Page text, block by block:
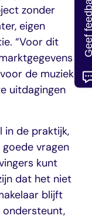
zonder
eigen
“Voor dit
de muziek
uitdagingen
in de praktijk,
vragen
kunt
dat het niet
blijft
ondersteunt,
Geef